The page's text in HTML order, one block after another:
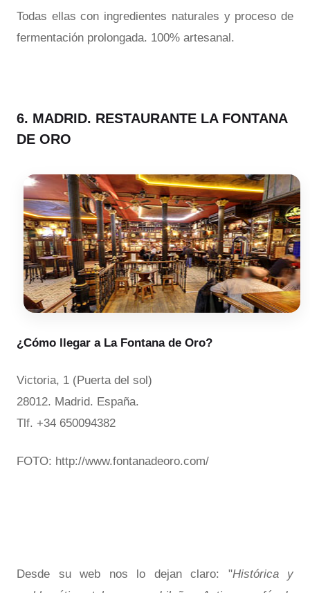
Todas ellas con ingredientes naturales y proceso de
fermentación prolongada. 100% artesanal.
6. MADRID. RESTAURANTE LA FONTANA
DE ORO
¿Cómo llegar a La Fontana de Oro?
Victoria, 1 (Puerta del sol)
28012. Madrid. España.
Tlf. +34 650094382
FOTO: http://www.fontanadeoro.com/
Desde su web nos lo dejan claro: "Histórica y